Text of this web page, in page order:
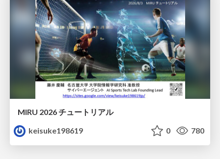
MIRU 2026 チュートリアル
keisuke198619
0 780